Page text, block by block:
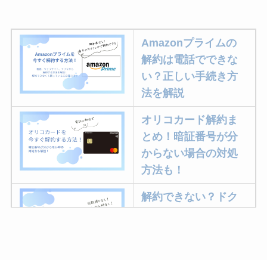
Amazonプライムの
解約は電話でできな
い？正しい手続き方
法を解説
オリコカード解約ま
とめ！暗証番号が分
からない場合の対処
方法も！
解約できない？ドク